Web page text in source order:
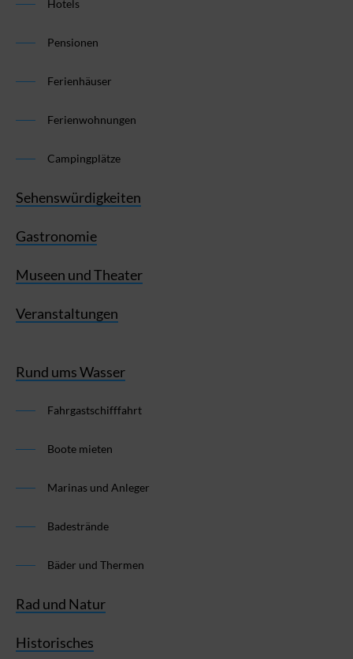
Hotels
Pensionen
Ferienhäuser
Ferienwohnungen
Campingplätze
Sehenswürdigkeiten
Gastronomie
Museen und Theater
Veranstaltungen
Rund ums Wasser
Fahrgastschifffahrt
Boote mieten
Marinas und Anleger
Badestrände
Bäder und Thermen
Rad und Natur
Historisches